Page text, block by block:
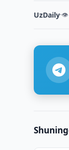
UzDaily·👁